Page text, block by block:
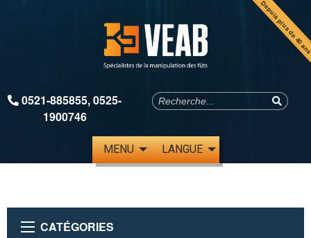
Depuis plus de
0521-885855,0525-
1900746
MENU LANGUE
CATÉGORIES